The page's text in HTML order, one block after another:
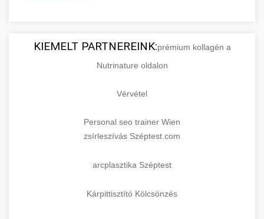
KIEMELT PARTNEREINK:prémium kollagén a
Nutrinature oldalon
Vérvétel
Personal seo trainer Wien
zsírleszívás Széptest.com
arcplasztika Széptest
Kárpittisztító Kölcsönzés